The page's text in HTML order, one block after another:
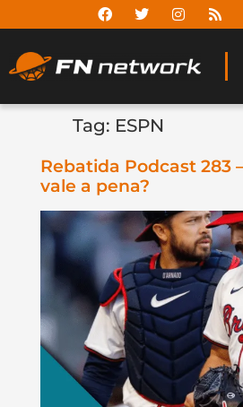
Tag: ESPN
Rebatida Podcast 283
vale a pena?